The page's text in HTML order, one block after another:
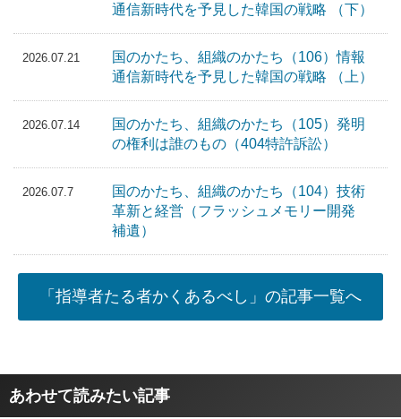
通信新時代を予見した韓国の戦略 （下）
2026.07.21
国のかたち、組織のかたち（106）情報
通信新時代を予見した韓国の戦略 （上）
2026.07.14
国のかたち、組織のかたち（105）発明
の権利は誰のもの（404特許訴訟）
2026.07.7
国のかたち、組織のかたち（104）技術
革新と経営（フラッシュメモリー開発
補遺）
「指導者たる者かくあるべし」の記事一覧へ
あわせて読みたい記事